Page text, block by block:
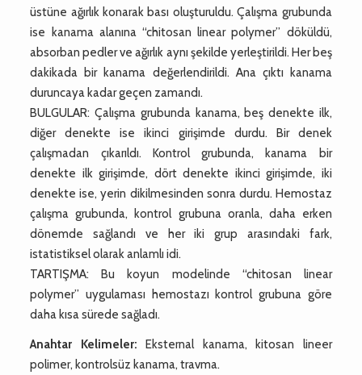
üstüne ağırlık konarak bası oluşturuldu. Çalışma grubunda
ise kanama alanına “chitosan linear polymer” döküldü,
absorban pedler ve ağırlık aynı şekilde yerleştirildi. Her beş
dakikada bir kanama değerlendirildi. Ana çıktı kanama
duruncaya kadar geçen zamandı.
BULGULAR: Çalışma grubunda kanama, beş denekte ilk,
diğer denekte ise ikinci girişimde durdu. Bir denek
çalışmadan çıkarıldı. Kontrol grubunda, kanama bir
denekte ilk girişimde, dört denekte ikinci girişimde, iki
denekte ise, yerin dikilmesinden sonra durdu. Hemostaz
çalışma grubunda, kontrol grubuna oranla, daha erken
dönemde sağlandı ve her iki grup arasındaki fark,
istatistiksel olarak anlamlı idi.
TARTIŞMA: Bu koyun modelinde “chitosan linear
polymer” uygulaması hemostazı kontrol grubuna göre
daha kısa sürede sağladı.
Anahtar Kelimeler: Eksternal kanama, kitosan lineer
polimer, kontrolsüz kanama, travma.